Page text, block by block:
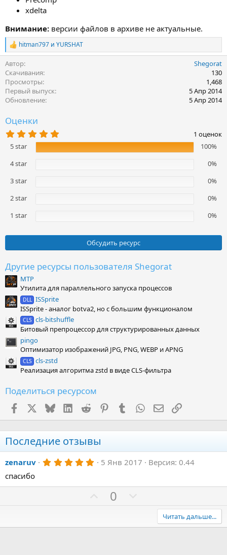
xdelta
Внимание: версии файлов в архиве не актуальные.
Р
е
а
к
ц
и
и
:
hitman797 и YURSHAT
Автор
Shegorat
Скачивания
130
Просмотры
1,468
Первый выпуск
5 Апр 2014
Обновление
5 Апр 2014
Оценки
.
0
0
1 оценок
5 star
100%
4 star
0%
3 star
0%
2 star
0%
1 star
0%
Обсудить ресурс
Другие ресурсы пользователя Shegorat
MTP
Утилита для параллельного запуска процессов
DLL
ISSprite
ISSprite - аналог botva2, но с большим функционалом
CLS cls-bitshuffle
Битовый препроцессор для структурированных данных
pingo
Оптимизатор изображений JPG, PNG, WEBP и APNG
CLS cls-zstd
Реализация алгоритма zstd в виде CLS-фильтра
Поделиться ресурсом
FacebookX (Twitter)
BlueskyLinkedInReddit PinterestTumblr WhatsApp
Электронная
Ссылка
Последние отзывы
zenaruv 5
0
5 Янв 2017
Версия: 0.44
спасибо
П
и
0
а
Читать дальше...